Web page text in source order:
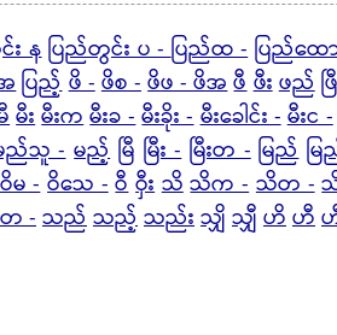
နပြည်တွင်း ပ -ပြည်ထ - ပြည်ထေ
ပြည့်ဖိ -ဖိစ -ဖိဖ - ဖိအဖီဖီးဖည်ဖ
မီးမီးကမီးခ -မီးခိုး -မီးခေါင်း -မီးင -
ည်သူ - မည့် မြီ မြီး - မြီးတ - မြည် မ
ဝိမ - ဝိသေ - ဝီ ဝှီး သိ သိက - သိတ -
-သည်သည့်သည်းသျှိ သျှီ ဟိဟီ